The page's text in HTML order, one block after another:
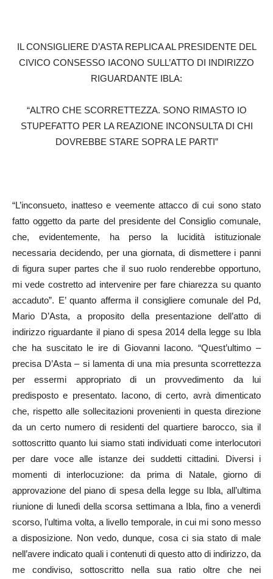
IL CONSIGLIERE D’ASTA REPLICA AL PRESIDENTE DEL
CIVICO CONSESSO IACONO SULL’ATTO DI INDIRIZZO
RIGUARDANTE IBLA:
“ALTRO CHE SCORRETTEZZA. SONO RIMASTO IO
STUPEFATTO PER LA REAZIONE INCONSULTA DI CHI
DOVREBBE STARE SOPRA LE PARTI”
“L’inconsueto, inatteso e veemente attacco di cui sono stato
fatto oggetto da parte del presidente del Consiglio comunale,
che, evidentemente, ha perso la lucidità istituzionale
necessaria decidendo, per una giornata, di dismettere i panni
di figura super partes che il suo ruolo renderebbe opportuno,
mi vede costretto ad intervenire per fare chiarezza su quanto
accaduto”. E’ quanto afferma il consigliere comunale del Pd,
Mario D’Asta, a proposito della presentazione dell’atto di
indirizzo riguardante il piano di spesa 2014 della legge su Ibla
che ha suscitato le ire di Giovanni Iacono. “Quest’ultimo –
precisa D’Asta – si lamenta di una mia presunta scorrettezza
per essermi appropriato di un provvedimento da lui
predisposto e presentato. Iacono, di certo, avrà dimenticato
che, rispetto alle sollecitazioni provenienti in questa direzione
da un certo numero di residenti del quartiere barocco, sia il
sottoscritto quanto lui siamo stati individuati come interlocutori
per dare voce alle istanze dei suddetti cittadini. Diversi i
momenti di interlocuzione: da prima di Natale, giorno di
approvazione del piano di spesa della legge su Ibla, all’ultima
riunione di lunedì della scorsa settimana a Ibla, fino a venerdì
scorso, l’ultima volta, a livello temporale, in cui mi sono messo
a disposizione. Non vedo, dunque, cosa ci sia stato di male
nell’avere indicato quali i contenuti di questo atto di indirizzo, da
me condiviso, sottoscritto nella sua ratio oltre che nei